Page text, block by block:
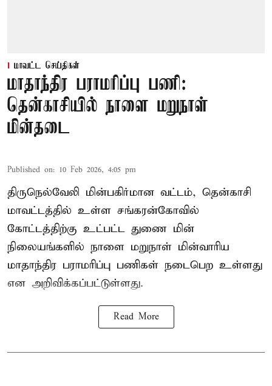
மாவட்ட செய்திகள்
மாதாந்திர பராமரிப்பு பணி:
தென்காசியில் நாளை மறுநாள்
மின்தடை
Published on: 10 Feb 2026, 4:05 pm
திருநெல்வேலி மின்பகிர்மான வட்டம், தென்காசி
மாவட்டத்தில் உள்ள சங்கரன்கோவில்
கோட்டத்திற்கு உட்பட்ட துணை மின்
நிலையங்களில் நாளை மறுநாள் மின்வாரிய
மாதாந்திர பராமரிப்பு பணிகள் நடைபெற உள்ளது
என அறிவிக்கப்பட்டுள்ளது.
Read More